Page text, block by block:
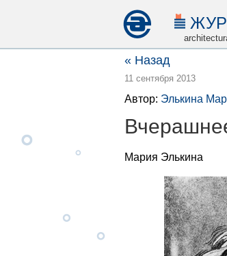
« Назад
11 сентября 2013
Автор: Элькина
Мария Элькина